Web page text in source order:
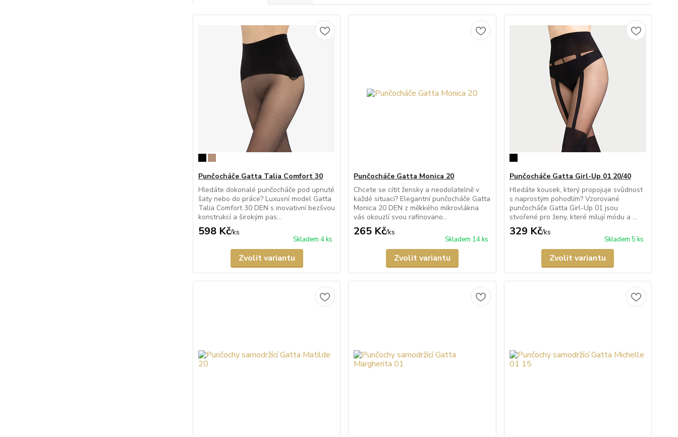
Punčocháče Gatta Talia Comfort 30
Hledáte dokonalé punčocháče pod upnuté
šaty nebo do práce? Luxusní model Gatta
Talia Comfort 30 DEN s inovativní bezšvou
konstrukcí a širokým pas...
598 Kč/ks
Skladem 4 ks
Zvolit variantu
Punčocháče Gatta Monica 20
Chcete se cítit žensky a neodolatelně v
každé situaci? Elegantní punčocháče Gatta
Monica 20 DEN z měkkého mikrovlákna
vás okouzlí svou rafinovano...
265 Kč/ks
Skladem 14 ks
Zvolit variantu
Punčocháče Gatta Girl-Up 01 20/40
Hledáte kousek, který propojuje svůdnost
s naprostým pohodlím? Vzorované
punčocháče Gatta Girl-Up 01 jsou
stvořené pro ženy, které milují módu a ...
329 Kč/ks
Skladem 5 ks
Zvolit variantu